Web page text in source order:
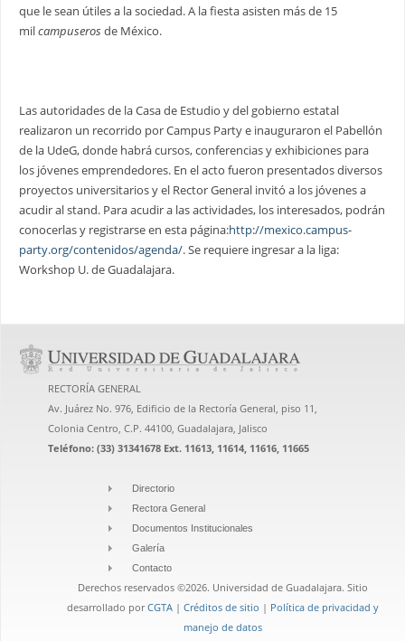
que le sean útiles a la sociedad. A la fiesta asisten más de 15
milcampuserosde México.
Las autoridades de la Casa de Estudio y del gobierno estatal
realizaron un recorrido por Campus Party e inauguraron el Pabellón
de la UdeG, donde habrá cursos, conferencias y exhibiciones para
los jóvenes emprendedores. En el acto fueron presentados diversos
proyectos universitarios y el Rector General invitó a los jóvenes a
acudir al stand. Para acudir a las actividades, los interesados, podrán
conocerlas y registrarse en esta página:http://mexico.campus-
party.org/contenidos/agenda/. Se requiere ingresar a la liga:
Workshop U. de Guadalajara.
RECTORÍA GENERAL
Av. Juárez No. 976, Edificio de la Rectoría General, piso 11,
Colonia Centro, C.P. 44100, Guadalajara, Jalisco
Teléfono: (33) 31341678 Ext. 11613, 11614, 11616, 11665
Directorio
Rectora General
Documentos Institucionales
Galería
Contacto
Derechos reservados ©2026. Universidad de Guadalajara. Sitio
desarrollado porCGTA| Créditos de sitio | Política de privacidad y
manejo de datos